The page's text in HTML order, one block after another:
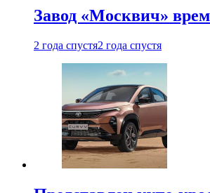
Завод «Москвич»
2 года спустя2 года спустя